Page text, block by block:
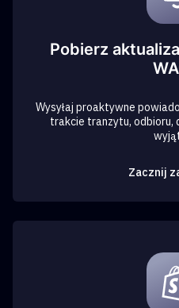
Pobierz
Wysyłaj proaktywne
trakcie tranzytu, odbioru,
Zacznij